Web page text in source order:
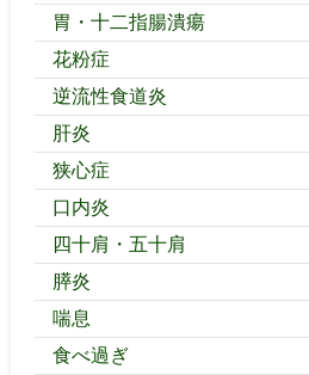
胃・十二指腸潰瘍
花粉症
逆流性食道炎
肝炎
狭心症
口内炎
四十肩・五十肩
膵炎
喘息
食べ過ぎ